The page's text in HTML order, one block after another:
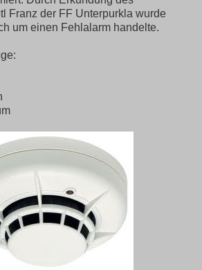
Franz der FF Unterpurkla wurde
um einen Fehlalarm handelte.